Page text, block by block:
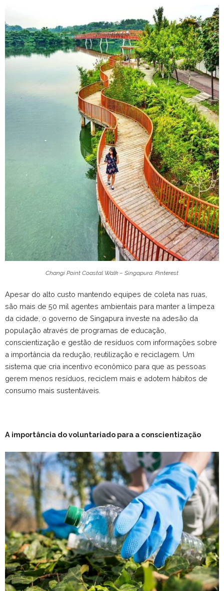
Changi Point Coastal Walk – Singapura. Pinterest
Apesar do alto custo mantendo equipes de coleta nas ruas,
são mais de 50 mil agentes ambientais para manter a limpeza
da cidade, o governo de Singapura investe na adesão da
população através de programas de educação,
conscientização e gestão de resíduos com informações sobre
a importância da redução, reutilização e reciclagem. Um
sistema que cria incentivo econômico para que as pessoas
gerem menos resíduos, reciclem mais e adotem hábitos de
consumo mais sustentáveis.
A importância do voluntariado para a conscientização